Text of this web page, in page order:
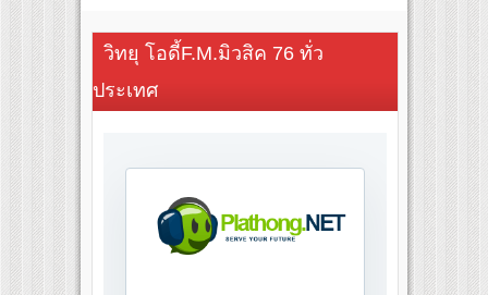
วิทยุ โอดี้F.M.มิวสิค 76 ทั่ว
ประเทศ